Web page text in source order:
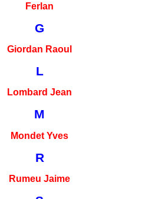
Ferlan
G
Giordan Raoul
L
Lombard Jean
M
Mondet Yves
R
Rumeu Jaime